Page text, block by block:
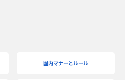
園内マナーとルール